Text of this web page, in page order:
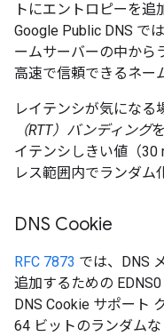
トにエントロピーを追
Google Public DNS で
ームサーバーの中から
高速で信頼できるネー
レイテンシが気になる
（RTT）バンディング
イテンシしきい値（30
レス範囲内でランダム
DNS Cookie
RFC 7873 では、DNS
追加するための
DNS Cookie サポート
64 ビットのランダム